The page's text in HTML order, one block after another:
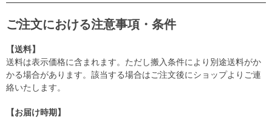
ご注文における注意事項・条件
【送料】
送料は表示価格に含まれます。ただし搬入条件により別途送料がか
かる場合があります。該当する場合はご注文後にショップよりご連
絡いたします。
【お届け時期】